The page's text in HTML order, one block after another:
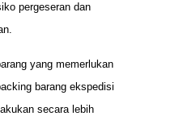
pergeseran dan
yang memerlukan
barang ekspedisi
secara lebih